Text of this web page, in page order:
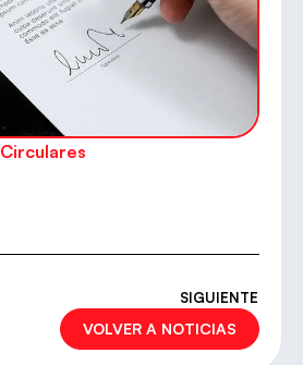
Circulares
SIGUIENTE
VOLVER A NOTICIAS